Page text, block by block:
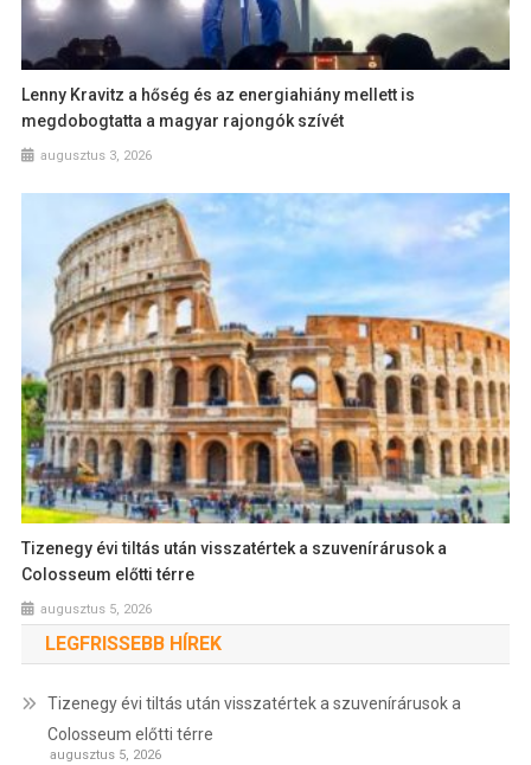
Lenny Kravitz a hőség és az energiahiány mellett is
megdobogtatta a magyar rajongók szívét
augusztus 3, 2026
Tizenegy évi tiltás után visszatértek a szuvenírárusok a
Colosseum előtti térre
augusztus 5, 2026
LEGFRISSEBB HÍREK
Tizenegy évi tiltás után visszatértek a szuvenírárusok a
Colosseum előtti térre
augusztus 5, 2026